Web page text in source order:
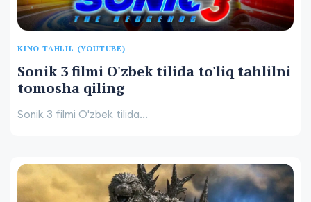
KINO TAHLIL (YOUTUBE)
Sonik 3 filmi O'zbek tilida to'liq tahlilni
tomosha qiling
Sonik 3 filmi O'zbek tilida...